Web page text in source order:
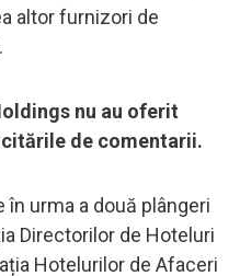
altor furnizori de
nu au oferit
de comentarii.
urma a două plângeri
Directorilor de Hoteluri
Hotelurilor de Afaceri